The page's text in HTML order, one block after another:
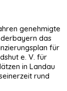
genehmigte
das
für
e. V. für
in Landau
rund